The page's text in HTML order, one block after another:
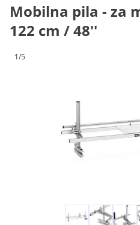
Mobilna pila - za
122 cm / 48''
1/5